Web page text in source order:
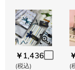
￥1,436
(税込)
(